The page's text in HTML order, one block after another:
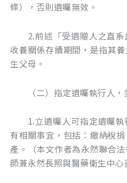
條），否則遺囑無效。
2.前述「受遺贈人之直系
收養關係存續期間，是指其
生父母。
（二）指定遺囑執行人，
1.立遺囑人可指定遺囑執
有相關事宜，包括：繳納稅
產。（本文作者為永然聯合
師兼永然長照與醫藥衛生中心